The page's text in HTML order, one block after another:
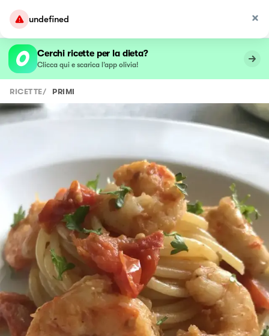
undefined
Cerchi ricette per la dieta?
Clicca qui e scarica l’app olivia!
RICETTE/ PRIMI